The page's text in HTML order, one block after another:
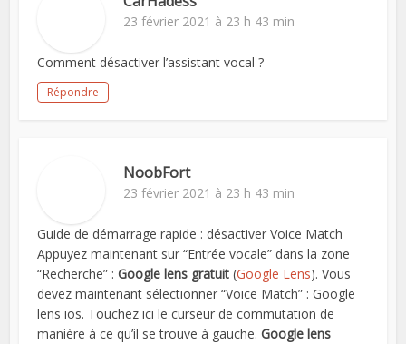
23 février 2021 à 23 h 43 min
Comment désactiver l’assistant vocal ?
Répondre
NoobFort
23 février 2021 à 23 h 43 min
Guide de démarrage rapide : désactiver Voice Match
Appuyez maintenant sur “Entrée vocale” dans la zone
“Recherche” :Google lens gratuit (Google Lens). Vous
devez maintenant sélectionner “Voice Match” : Google
lens ios. Touchez ici le curseur de commutation de
manière à ce qu’il se trouve à gauche.Google lens